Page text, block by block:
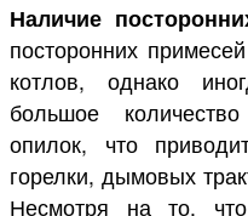
Наличие
посторонних
котлов, однако
большое
опилок, что
горелки, дымовых
Несмотря на то,